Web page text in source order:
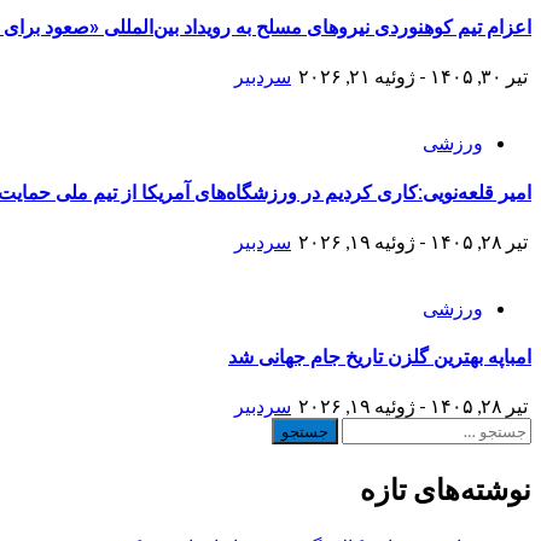
اعزام تیم کوهنوردی نیروهای مسلح به رویداد بین‌المللی «صعود
تیر ۳۰, ۱۴۰۵ - ژوئیه ۲۱, ۲۰۲۶ سردبیر
ورزشی
امیر قلعه‌نویی:کاری کردیم در ورزشگاه‌های آمریکا از تیم ملی
تیر ۲۸, ۱۴۰۵ - ژوئیه ۱۹, ۲۰۲۶ سردبیر
ورزشی
امباپه بهترین گلزن تاریخ جام جهانی شد
تیر ۲۸, ۱۴۰۵ - ژوئیه ۱۹, ۲۰۲۶
سردبیر
جستجو
نوشته‌های تازه